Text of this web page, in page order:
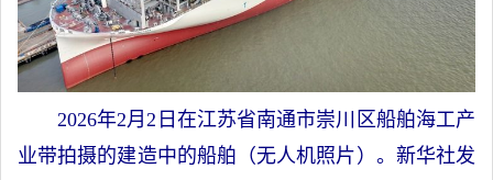
2026年2月2日在江苏省南通市崇川区船舶海工产
业带拍摄的建造中的船舶（无人机照片）。新华社发